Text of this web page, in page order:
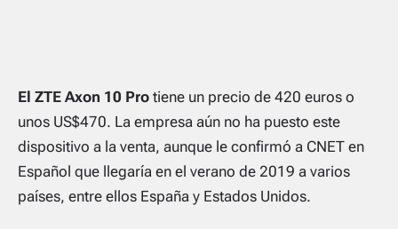
El ZTE Axon 10 Pro tiene un precio de 420 euros o
unos US$470. La empresa aún no ha puesto este
dispositivo a la venta, aunque le confirmó a CNET en
Español que llegaría en el verano de 2019 a varios
países, entre ellos España y Estados Unidos.